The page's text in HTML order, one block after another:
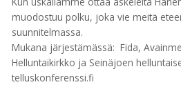
muodostuu polku, joka vie meitä
suunnitelmassa.
Mukana järjestämässä: Fida,
Helluntaikirkko ja Seinäjoen
telluskonferenssi.fi